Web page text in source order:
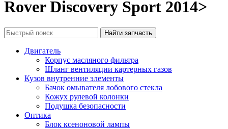
Rover Discovery Sport 2014>
Двигатель
Корпус масляного фильтра
Шланг вентиляции картерных газов
Кузов внутренние элементы
Бачок омывателя лобового стекла
Кожух рулевой колонки
Подушка безопасности
Оптика
Блок ксеноновой лампы